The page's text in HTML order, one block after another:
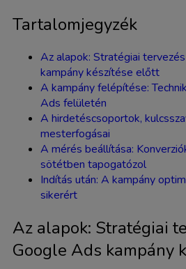
Tartalomjegyzék
Az alapok: Stratégiai
kampány készítése előtt
A kampány felépítése:
Ads felületén
A hirdetéscsoportok,
mesterfogásai
A mérés beállítása:
sötétben tapogatózol
Indítás után: A kampány
sikerért
Az alapok: Stratégiai
Google Ads kampány